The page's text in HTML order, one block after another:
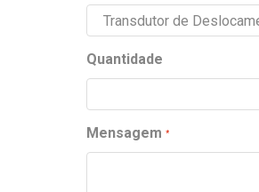
Quantidade
Mensagem